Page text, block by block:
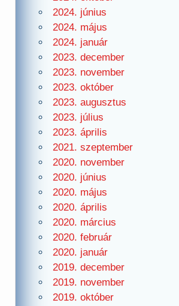
2024. június
2024. május
2024. január
2023. december
2023. november
2023. október
2023. augusztus
2023. július
2023. április
2021. szeptember
2020. november
2020. június
2020. május
2020. április
2020. március
2020. február
2020. január
2019. december
2019. november
2019. október